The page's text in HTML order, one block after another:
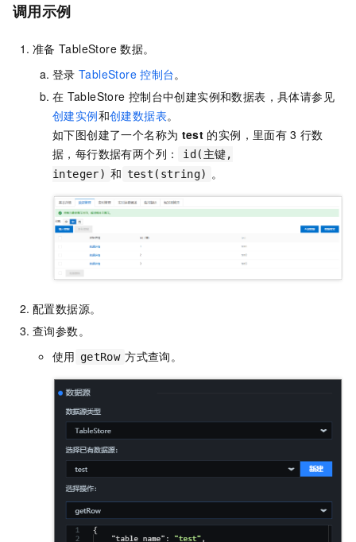
调用示例
准备 TableStore 数据。
登录 TableStore 控制台。
在 TableStore 控制台中创建实例和数据表，具体请参见
创建实例和创建数据表。
如下图创建了一个名称为 test 的实例，里面有 3 行数
据，每行数据有两个列：
id(主键,
integer) 和 test(string) 。
配置数据源。
查询参数。
使用 getRow 方式查询。